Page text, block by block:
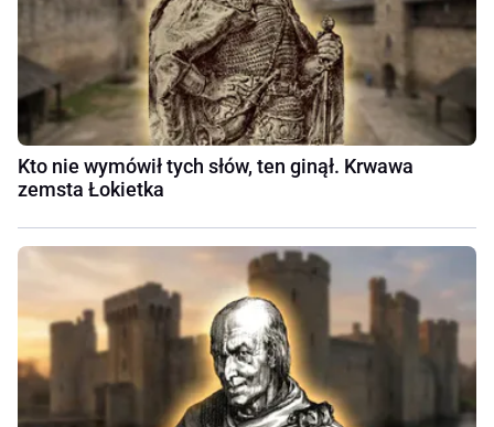
Kto nie wymówił tych słów, ten ginął. Krwawa
zemsta Łokietka